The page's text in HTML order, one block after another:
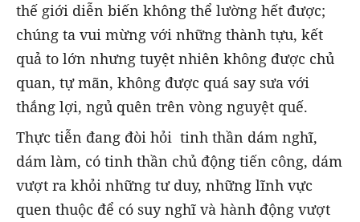
thế giới diễn biến không thể lường hết được;
chúng ta vui mừng với những thành tựu, kết
quả to lớn nhưng tuyệt nhiên không được chủ
quan, tự mãn, không được quá say sưa với
thắng lợi, ngủ quên trên vòng nguyệt quế.
Thực tiễn đang đòi hỏi tinh thần dám nghĩ,
dám làm, có tinh thần chủ động tiến công, dám
vượt ra khỏi những tư duy, những lĩnh vực
quen thuộc để có suy nghĩ và hành động vượt